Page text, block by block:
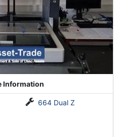
Information
664 Dual Z